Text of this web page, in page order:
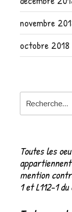
novembre
octobre 2018
Recherche
pour
Toutes les
mention
1 et L112-1